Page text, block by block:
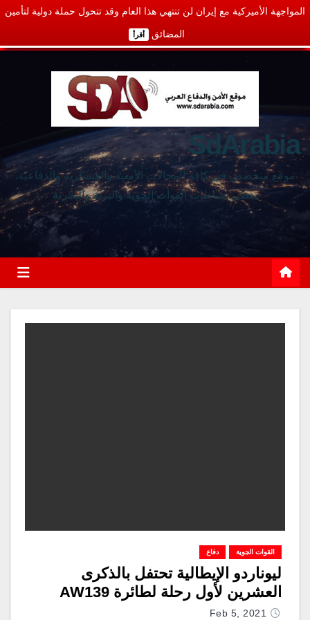
المواجهة الأميركية مع إيران لن تنتهي هذا العام وقد تتحول حملة دولية لتأمين
المضائق أقرأ
SdArabia
موقع متخصص في كافة المجالات الأمنية والعسكرية والدفاعية،
يغطي نشاطات القوات الجوية والبرية والبحرية
القوات الجوية دفاع
ليوناردو الإيطالية تحتفل بالذكرى
العشرين لأول رحلة لطائرة AW139
Feb 5, 2021